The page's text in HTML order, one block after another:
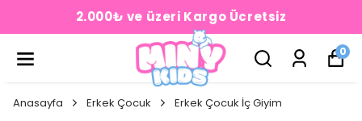
2.000₺ ve üzeri Kargo Ücretsiz
0
Anasayfa Erkek Çocuk Erkek Çocuk İç Giyim